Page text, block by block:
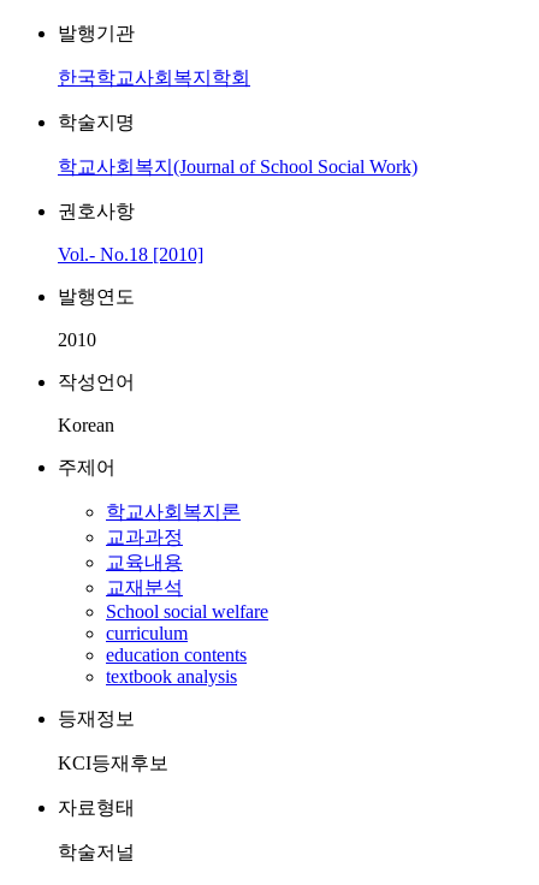
발행기관
한국학교사회복지학회
학술지명
학교사회복지(Journal of School Social Work)
권호사항
Vol.- No.18 [2010]
발행연도
2010
작성언어
Korean
주제어
학교사회복지론
교과과정
교육내용
교재분석
School social welfare
curriculum
education contents
textbook analysis
등재정보
KCI등재후보
자료형태
학술저널